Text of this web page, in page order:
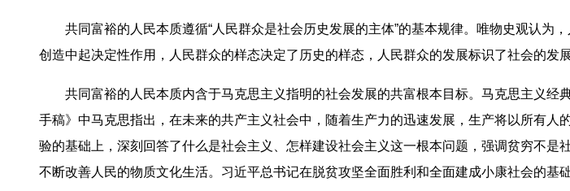
共同富裕的人民本质遵循“人民群众是社会历史发展的主体”的基本规律。唯物史观认
创造中起决定性作用，人民群众的样态决定了历史的样态，人民群众的发展标识了社会的发
共同富裕的人民本质内含于马克思主义指明的社会发展的共富根本目标。马克思主义
手稿》中马克思指出，在未来的共产主义社会中，随着生产力的迅速发展，生产将以所有
验的基础上，深刻回答了什么是社会主义、怎样建设社会主义这一根本问题，强调贫穷不
不断改善人民的物质文化生活。习近平总书记在脱贫攻坚全面胜利和全面建成小康社会的基